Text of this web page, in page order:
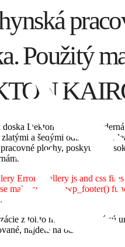
Použitý
Dekton Kairos je
a šedými odtieňmi. Je
plochy, poskytuje
Error - gallery js and css
make sure that wp_footer()
z tohto materiálu, ktoré sú
nájdete na odkaze nižšie: